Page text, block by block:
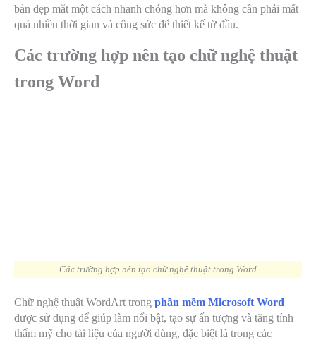
bản đẹp mắt một cách nhanh chóng hơn mà không cần phải mất
quá nhiều thời gian và công sức để thiết kế từ đầu.
Các trường hợp nên tạo chữ nghệ thuật
trong Word
Các trường hợp nên tạo chữ nghệ thuật trong Word
Chữ nghệ thuật WordArt trong phần mềm Microsoft Word
được sử dụng để giúp làm nổi bật, tạo sự ấn tượng và tăng tính
thẩm mỹ cho tài liệu của người dùng, đặc biệt là trong các